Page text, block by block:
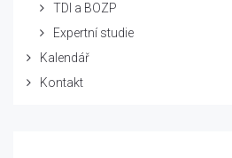
TDI a BOZP
Expertní studie
Kalendář
Kontakt